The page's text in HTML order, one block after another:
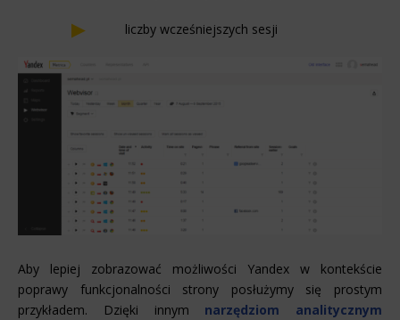
liczby wcześniejszych sesji
Aby lepiej zobrazować możliwości Yandex w kontekście
poprawy funkcjonalności strony posłużymy się prostym
przykładem. Dzięki innym narzędziom analitycznym